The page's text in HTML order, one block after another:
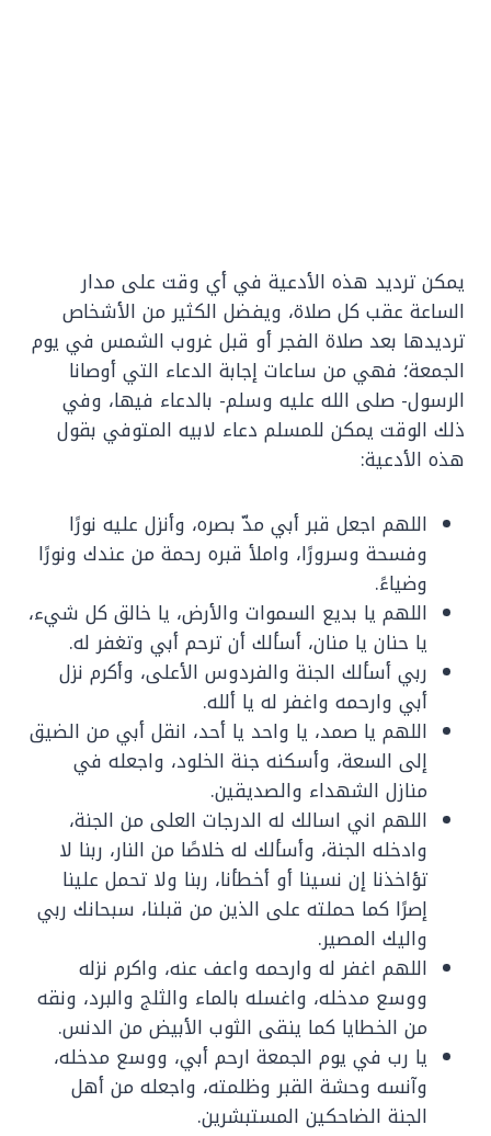
يمكن ترديد هذه الأدعية في أي وقت على مدار
الساعة عقب كل صلاة، ويفضل الكثير من الأشخاص
ترديدها بعد صلاة الفجر أو قبل غروب الشمس في يوم
الجمعة؛ فهي من ساعات إجابة الدعاء التي أوصانا
الرسول- صلى الله عليه وسلم- بالدعاء فيها، وفي
ذلك الوقت يمكن للمسلم دعاء لابيه المتوفي بقول
هذه الأدعية:
اللهم اجعل قبر أبي مدّ بصره، وأنزل عليه نورًا
وفسحة وسرورًا، واملأ قبره رحمة من عندك ونورًا
وضياءً.
اللهم يا بديع السموات والأرض، يا خالق كل شيء،
يا حنان يا منان، أسألك أن ترحم أبي وتغفر له.
ربي أسألك الجنة والفردوس الأعلى، وأكرم نزل
أبي وارحمه واغفر له يا ألله.
اللهم يا صمد، يا واحد يا أحد، انقل أبي من الضيق
إلى السعة، وأسكنه جنة الخلود، واجعله في
منازل الشهداء والصديقين.
اللهم اني اسالك له الدرجات العلى من الجنة،
وادخله الجنة، وأسألك له خلاصًا من النار، ربنا لا
تؤاخذنا إن نسينا أو أخطأنا، ربنا ولا تحمل علينا
إصرًا كما حملته على الذين من قبلنا، سبحانك ربي
واليك المصير.
اللهم اغفر له وارحمه واعف عنه، واكرم نزله
ووسع مدخله، واغسله بالماء والثلج والبرد، ونقه
من الخطايا كما ينقى الثوب الأبيض من الدنس.
يا رب في يوم الجمعة ارحم أبي، ووسع مدخله،
وآنسه وحشة القبر وظلمته، واجعله من أهل
الجنة الضاحكين المستبشرين.